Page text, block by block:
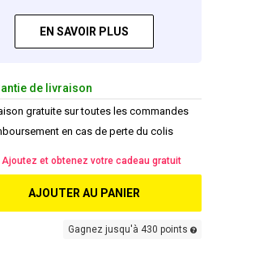
EN SAVOIR PLUS
de livraison
gratuite sur toutes les commandes
en cas de perte du colis
Ajoutez et obtenez votre cadeau gratuit
AJOUTER AU PANIER
Gagnez jusqu'à 430 points